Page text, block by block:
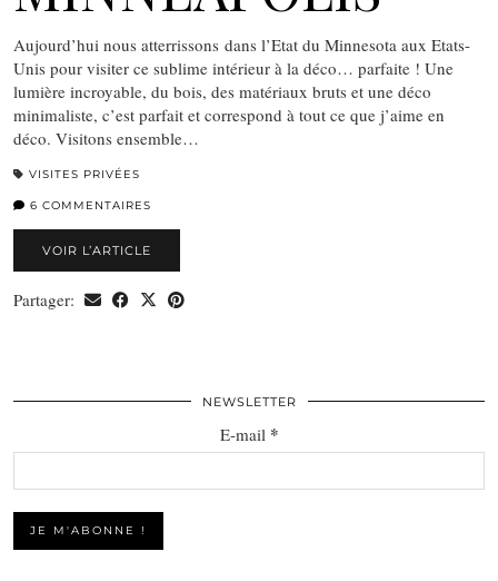
Aujourd’hui nous atterrissons dans l’Etat du Minnesota aux Etats-
Unis pour visiter ce sublime intérieur à la déco… parfaite ! Une
lumière incroyable, du bois, des matériaux bruts et une déco
minimaliste, c’est parfait et correspond à tout ce que j’aime en
déco. Visitons ensemble…
VISITES PRIVÉES
6 COMMENTAIRES
VOIR L’ARTICLE
Partager:
NEWSLETTER
E-mail *